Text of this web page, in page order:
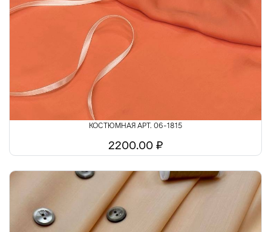
КОСТЮМНАЯ АРТ. 06-1815
2200.00 ₽